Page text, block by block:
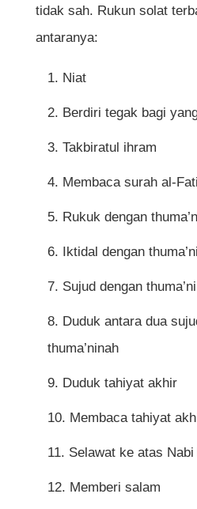
tidak sah. Rukun solat
antaranya:
Niat
Berdiri tegak bagi
Takbiratul ihram
Membaca surah al-
Rukuk dengan
Iktidal dengan
Sujud dengan
Duduk antara dua
thuma’ninah
Duduk tahiyat akhir
Membaca tahiyat
Selawat ke atas
Memberi salam